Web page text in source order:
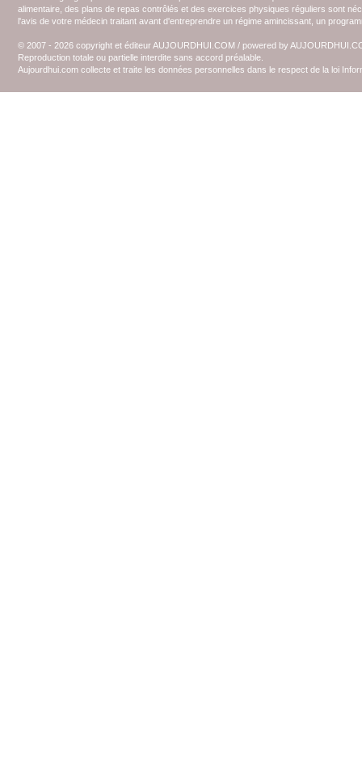
alimentaire, des plans de repas contrôlés et des exercices physiques réguliers sont
l'avis de votre médecin traitant avant d'entreprendre un régime amincissant, un
© 2007 - 2026 copyright et éditeur AUJOURDHUI.COM / powered by
Reproduction totale ou partielle interdite sans accord préalable.
Aujourdhui.com collecte et traite les données personnelles dans le respect de la loi